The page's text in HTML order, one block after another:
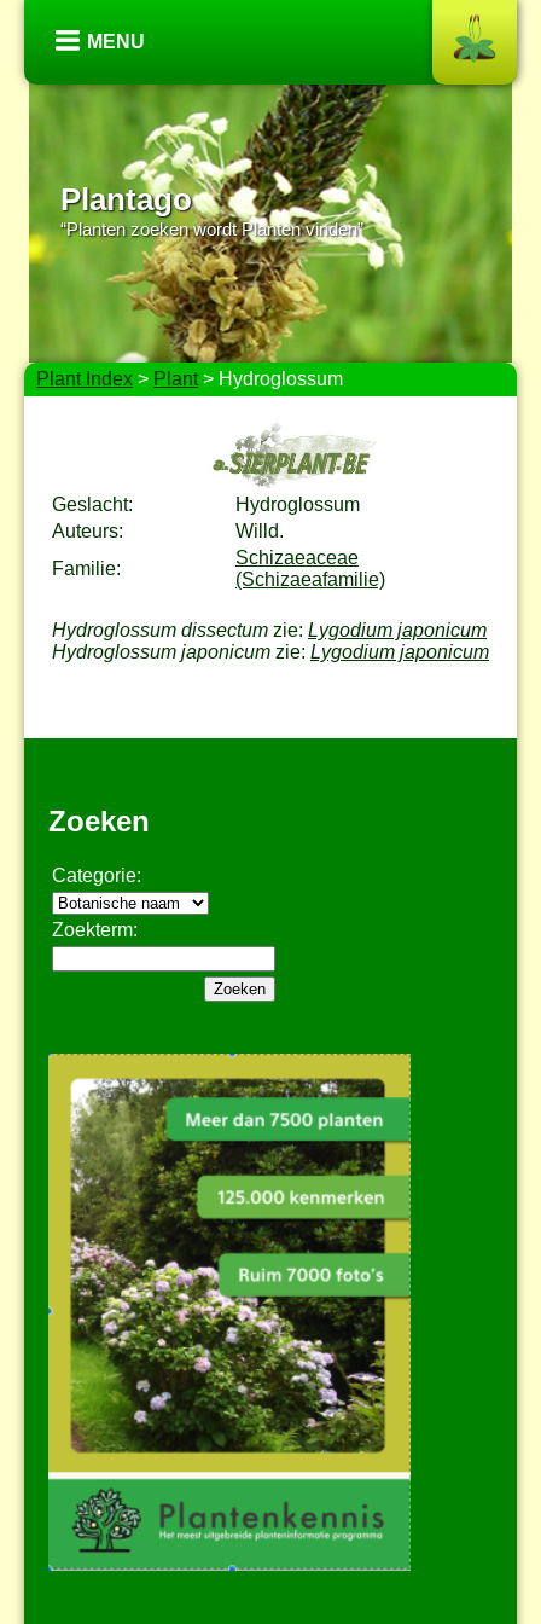
MENU
Plantago
“Planten zoeken wordt Planten vinden”
Plant Index > Plant> Hydroglossum
Geslacht:
Hydroglossum
Auteurs:
Willd.
Familie:
Schizaeaceae
(Schizaeafamilie)
Hydroglossum dissectum zie: Lygodium japonicum
Hydroglossum japonicum zie: Lygodium japonicum
Zoeken
Categorie:
Zoekterm: